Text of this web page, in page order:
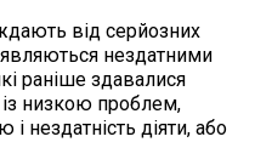
від серйозних
нездатними
раніше здавалися
низкою проблем,
нездатність діяти, або